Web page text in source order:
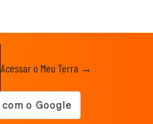
Acessar o Meu Terra →